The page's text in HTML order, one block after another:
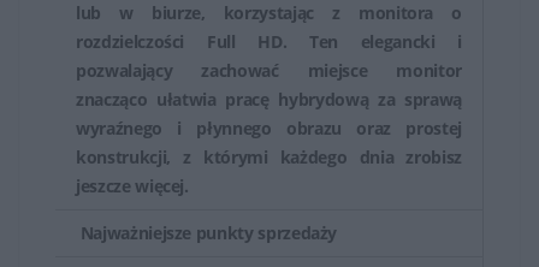
HP oferuje także monitory skierowane do konkretnych
zastosowań, takie jak monitory do grafiki,
projektowania, gamingu czy do zastosowań
profesjonalnych, które mogą mieć specjalne funkcje jak
szeroki zakres kolorów, wysoka częstotliwość
odświeżania czy odpowiedź czasu matrycy.
lub w biurze, korzystając z monitora o
rozdzielczości Full HD. Ten elegancki i
pozwalający zachować miejsce monitor
znacząco ułatwia pracę hybrydową za sprawą
wyraźnego i płynnego obrazu oraz prostej
konstrukcji, z którymi każdego dnia zrobisz
jeszcze więcej.
Najważniejsze punkty sprzedaży